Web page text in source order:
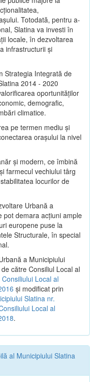
Totodată, pentru a-
Slatina va investi în
locale, în dezvoltarea
infrastructurii şi
Strategia Integrată de
2014 - 2020
oportunităţilor
demografic,
climatice.
pe termen mediu şi
oraşului la nivel
şi modern, ce îmbină
farmecul vechiului târg
locurilor de
Urbană a
pot demara acţiuni ample
europene puse la
Structurale, în special
a Municipiului
către Consiliul Local al
Local al
și modificat prin
Slatina nr.
Local al
.
al Municipiului Slatina